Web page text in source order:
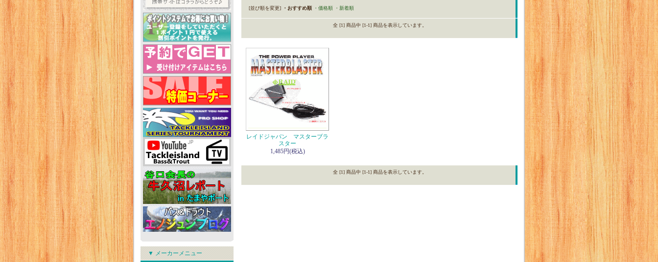
▼ メーカーメニュー
[並び順を変更] ・おすすめ順 ・価格順 ・新着順
全 [1] 商品中 [1-1] 商品を表示しています。
レイドジャパン マスターブラ
スター
1,485円(税込)
全 [1] 商品中 [1-1] 商品を表示しています。